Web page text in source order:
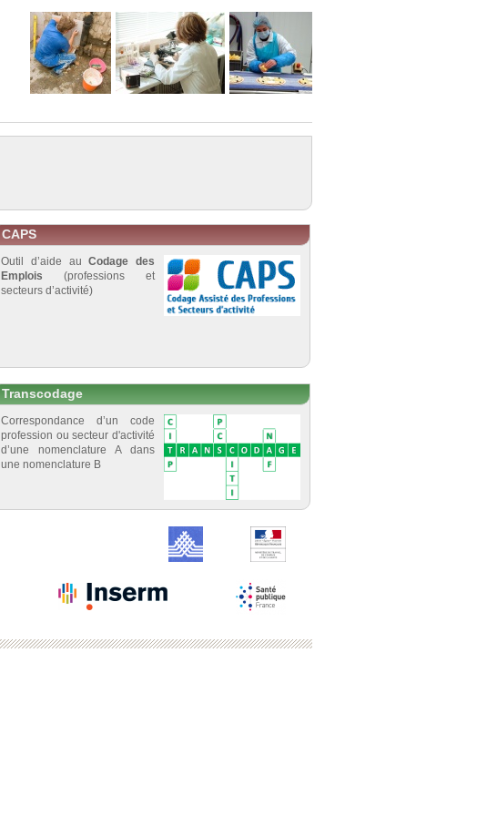
CAPS
Outil d’aide auCodage des
Emplois (professions et
secteurs d’activité)
Transcodage
Correspondance d’un code
profession ou secteur d'activité
d’une nomenclature A dans
une nomenclature B